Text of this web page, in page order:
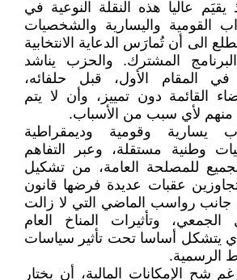
عاليا هذه النقلة النوعية في
القومية واليسارية والشخصيات
الى أن تُمارَس الدعاية الانتخابية
المشترك. والحزب يناشد
في المقام الأول، قبل حلفائه،
القائمة دون تمييز، وأن لا يتم
لأي سبب من الأسباب.
يسارية وقومية وديمقراطية
وطنية مستقلة، وعبر التفاهم
للمصلحة العامة، من تشكيل
متجاوزين عقبات عديدة فرضها قانون
جانب رواسب الماضي التي لا زالت
وتأثيرات المناخ العام
يتشكل أساسا تحت تأثير سياسات
الرسمية.
شح الإمكانات المالية، أن يختار